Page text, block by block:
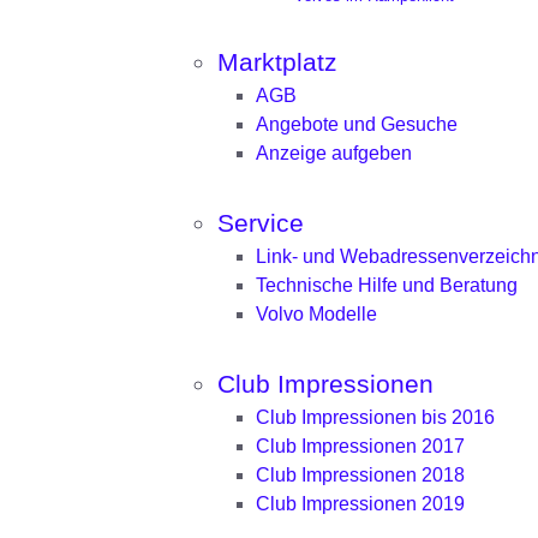
Marktplatz
AGB
Angebote und Gesuche
Anzeige aufgeben
Service
Link- und
Technische Hilfe und Beratung
Volvo Modelle
Club Impressionen
Club Impressionen bis 2016
Club Impressionen 2017
Club Impressionen 2018
Club Impressionen 2019